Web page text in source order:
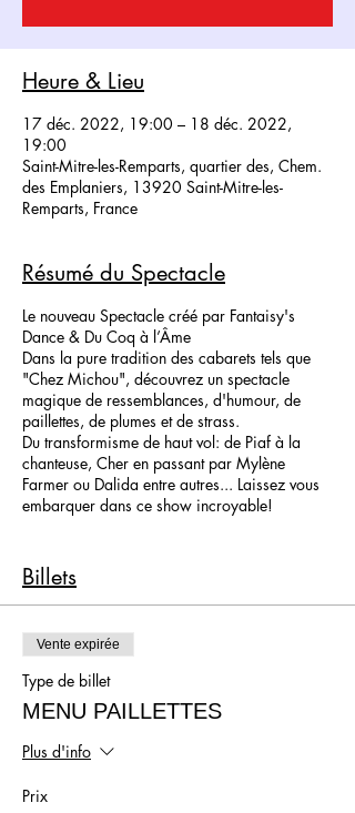
Heure & Lieu
17 déc. 2022, 19:00 – 18 déc. 2022,
19:00
Saint-Mitre-les-Remparts, quartier des, Chem.
des Emplaniers, 13920 Saint-Mitre-les-
Remparts, France
Résumé du Spectacle
Le nouveau Spectacle créé par Fantaisy's
Dance & Du Coq à l’Âme
Dans la pure tradition des cabarets tels que
"Chez Michou", découvrez un spectacle
magique de ressemblances, d'humour, de
paillettes, de plumes et de strass.
Du transformisme de haut vol: de Piaf à la
chanteuse, Cher en passant par Mylène
Farmer ou Dalida entre autres... Laissez vous
embarquer dans ce show incroyable!
bien l'intention de vous faire passer du Coq à
l'Âme et vont faire de votre soirée un souvenir
inoubliable!
Billets
Vente expirée
Type de billet
MENU PAILLETTES
Plus d'info
Prix